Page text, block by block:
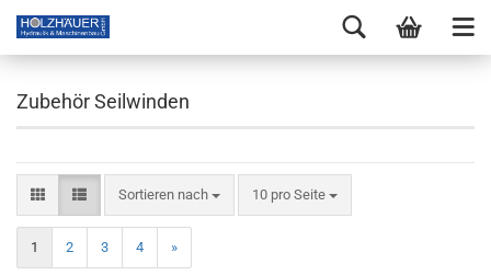
Zubehör Seilwinden
Sortieren nach 10 pro Seite
1 2 3 4 »